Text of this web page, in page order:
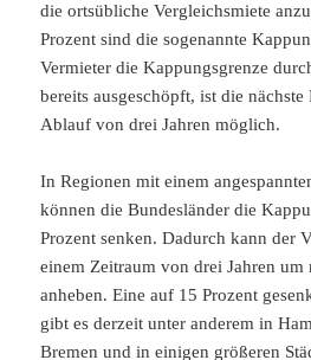
die ortsübliche Vergleichsmiete
Prozent sind die sogenannte
Vermieter die Kappungsgrenze
bereits ausgeschöpft, ist die
Ablauf von drei Jahren möglich.
In Regionen mit einem
können die Bundesländer die
Prozent senken. Dadurch kann der
einem Zeitraum von drei Jahren um
anheben. Eine auf 15 Prozent
gibt es derzeit unter anderem in
Bremen und in einigen größeren